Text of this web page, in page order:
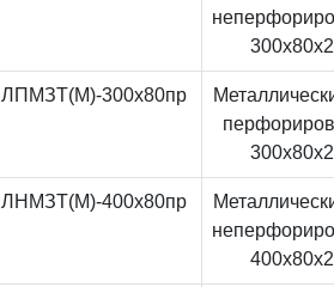
ЛПМЗТ(М)-300x80пр
ЛНМЗТ(М)-400x80пр